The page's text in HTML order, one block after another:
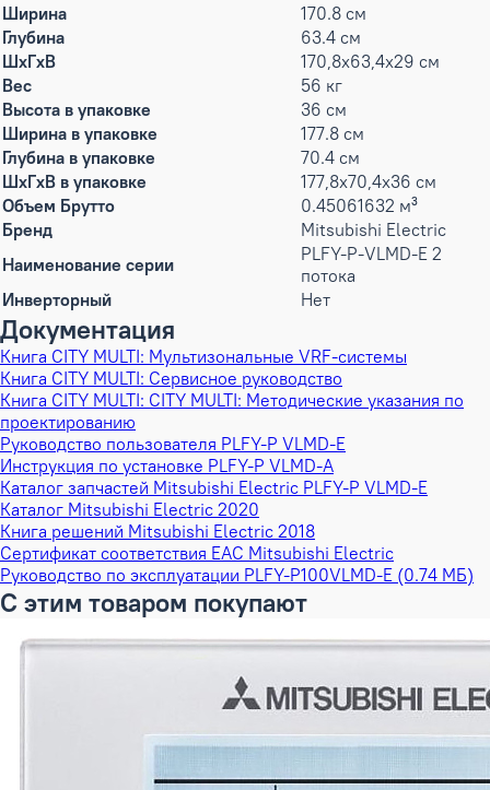
Ширина
170.8 см
Глубина
63.4 см
ШxГxВ
170,8x63,4x29 см
Вес
56 кг
Высота в упаковке
36 см
Ширина в упаковке
177.8 см
Глубина в упаковке
70.4 см
ШxГxВ в упаковке
177,8x70,4x36 см
Объем Брутто
0.45061632 м³
Бренд
Mitsubishi Electric
Наименование серии
PLFY-P-VLMD-E 2
потока
Инверторный
Нет
Документация
Книга CITY MULTI: Мультизональные VRF-системы
Книга CITY MULTI: Сервисное руководство
Книга CITY MULTI: CITY MULTI: Методические указания по
проектированию
Руководство пользователя PLFY-P VLMD-E
Инструкция по установке PLFY-P VLMD-A
Каталог запчастей Mitsubishi Electric PLFY-P VLMD-E
Каталог Mitsubishi Electric 2020
Книга решений Mitsubishi Electric 2018
Сертификат соответствия EAC Mitsubishi Electric
Руководство по эксплуатации PLFY-P100VLMD-E (0.74 МБ)
С этим товаром покупают